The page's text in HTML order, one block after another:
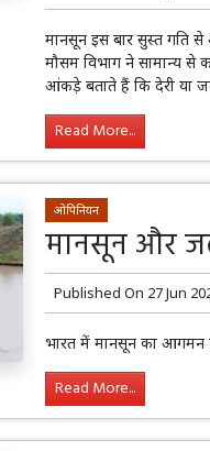
मानसून इस बार सुस्त गति
मौसम विभाग ने सामान्य से
आंकड़े बताते हैं कि देरी या
Read More...
ओपिनियन
मानसून और
Published On 27 Jun
भारत में मानसून का
Read More...